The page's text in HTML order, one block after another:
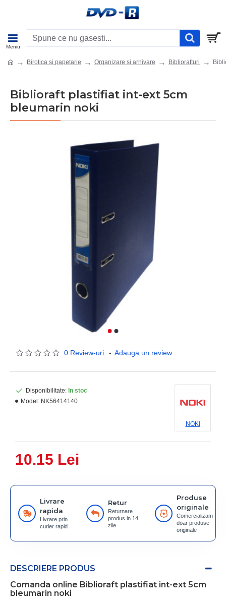
Birotica si papetarie Organizare si arhivare Bibliorafturi
Biblioraft plastifiat int-ext 5cm
bleumarin noki
0 Review-uri. - Adauga un review
10.15 Lei
Disponibilitate: In stoc
Model: NK56414140
NOKI
Livrare
rapida
Livrare prin
curier rapid
Retur
Returnare
produs in 14
zile
Produse
originale
Comercializam
doar produse
originale
DESCRIERE PRODUS
Comanda online Biblioraft plastifiat int-ext 5cm
bleumarin noki